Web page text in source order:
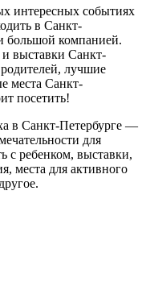
интересных событиях
в Санкт-
большой компанией.
выставки Санкт-
лучшие
места Санкт-
посетить!
в Санкт-Петербурге —
для
с ребенком, выставки,
места для активного